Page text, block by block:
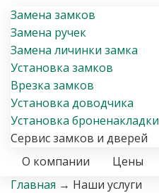
Замена замков
Замена ручек
Замена личинки замка
Установка замков
Врезка замков
Установка доводчика
Установка броненакладки
Сервис замков и дверей
О компании
Цены
Главная → Наши услуги